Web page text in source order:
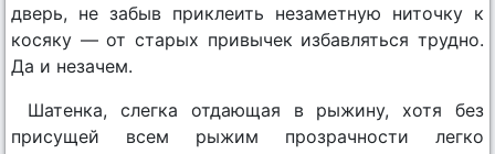
дверь, не забыв приклеить незаметную ниточку к
косяку — от старых привычек избавляться трудно.
Да и незачем.
Шатенка, слегка отдающая в рыжину, хотя без
присущей всем рыжим прозрачности легко